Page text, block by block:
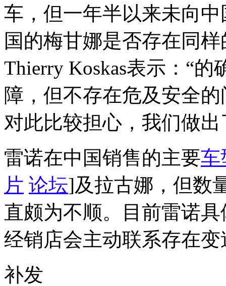
车，但一年半以来未向
国的梅甘娜是否存在同
Thierry Koskas表示：“
障，但不存在危及安全
对此比较担心，我们做
雷诺在中国销售的主要车
片 论坛]及拉古娜，但数
直颇为不顺。目前雷诺
经销店会主动联系存在
补发